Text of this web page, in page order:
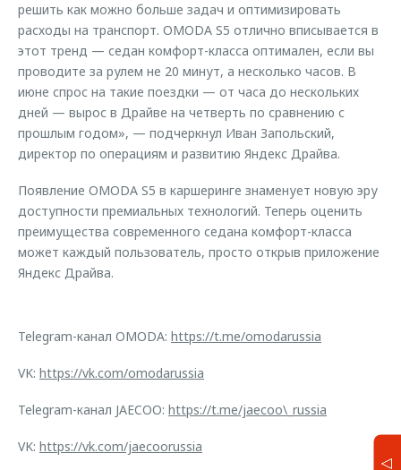
решить как можно больше задач и оптимизировать
расходы на транспорт. OMODA S5 отлично вписывается в
этот тренд — седан комфорт-класса оптимален, если вы
проводите за рулем не 20 минут, а несколько часов. В
июне спрос на такие поездки — от часа до нескольких
дней — вырос в Драйве на четверть по сравнению с
прошлым годом», — подчеркнул Иван Запольский,
директор по операциям и развитию Яндекс Драйва.
Появление OMODA S5 в каршеринге знаменует новую эру
доступности премиальных технологий. Теперь оценить
преимущества современного седана комфорт-класса
может каждый пользователь, просто открыв приложение
Яндекс Драйва.
Telegram-канал OMODA: https://t.me/omodarussia
VK: https://vk.com/omodarussia
Telegram-канал JAECOO: https://t.me/jaecoo\_russia
VK: https://vk.com/jaecoorussia